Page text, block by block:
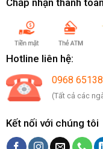
Hotline liên hệ:
0968
(Tất cả các
Kết nối với chúng tôi